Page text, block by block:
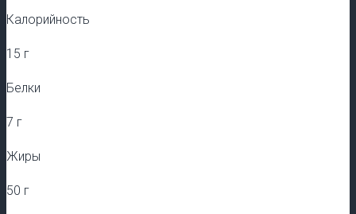
Калорийность
15 г
Белки
7 г
Жиры
50 г